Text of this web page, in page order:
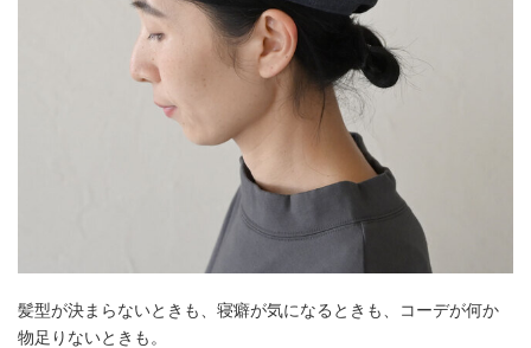
髪型が決まらないときも、寝癖が気になるときも、コーデが何か
物足りないときも。